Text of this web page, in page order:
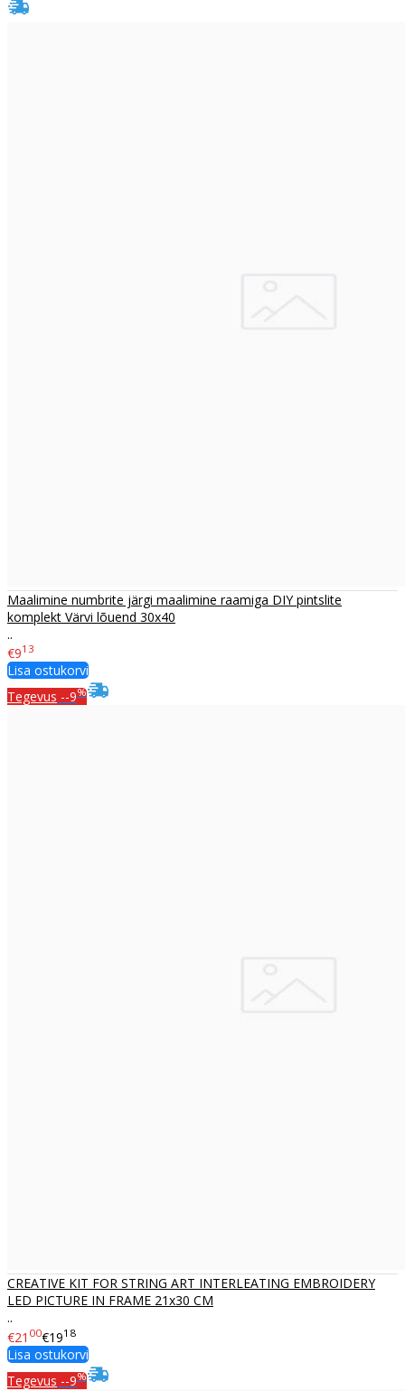
Maalimine numbrite järgi maalimine raamiga DIY pintslite
komplekt Värvi lõuend 30x40
..
€913
Lisa ostukorvi
Tegevus --9%
CREATIVE KIT FOR STRING ART INTERLEATING EMBROIDERY
LED PICTURE IN FRAME 21x30 CM
..
€21 00€1918
Lisa ostukorvi
Tegevus --9%